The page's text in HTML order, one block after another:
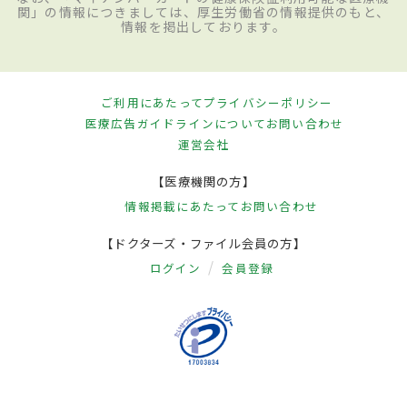
関」の情報につきましては、厚生労働省の情報提供のもと、
情報を掲出しております。
ご利用にあたってプライバシーポリシー
医療広告ガイドラインについてお問い合わせ
運営会社
【医療機関の方】
情報掲載にあたって お問い合わせ
【ドクターズ・ファイル会員の方】
ログイン 会員登録